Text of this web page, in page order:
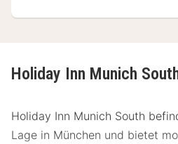
Holiday Inn Munich
Holiday Inn Munich South
Lage in München und bietet